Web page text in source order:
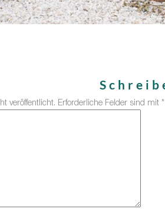
veröffentlicht. Erforderliche Felder sind mit *